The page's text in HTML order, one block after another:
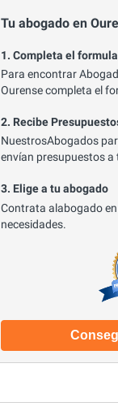
Tu abogado en
1. Completa el
Para encontrar
Ourense completa el
2. Recibe
NuestrosAbogados
envían presupuestos a
3. Elige a tu abogado
Contrata alabogado
necesidades.